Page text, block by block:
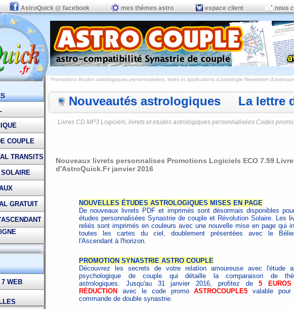
AstroQuick @ facebook mes thèmes astro espace client nous
COUPLE
TRANSITS
SOLAIRE
GRATUIT
7 WEB
Promotions études astrologiques personnalisées, livres et applications d'astrologie Newsletter
Nouveautés astrologiques La lettre
Livres CD MP3 Logiciels, livrets et etudes astrologiques personnalisées Codes
Nouveaux livrets personnalises Promotions Logiciels ECO 7.59
d'AstroQuick.Fr janvier 2016
NOUVELLES ÉTUDES ASTROLOGIQUES MISES EN PAGE
De nouveaux livrets PDF et imprimés sont désormais disponibles
études personnalisées Synastrie de couple et Révolution Solaire. Les
reliés sont imprimés en couleurs avec une nouvelle mise en page qui
toutes les cartes du ciel, doublement présentées avec le
l'Ascendant à l'horizon.
PROMOTION SYNASTRIE ASTRO COUPLE
Découvrez les secrets de votre relation amoureuse avec l'étude
psychologique de couple qui détaille la comparaison de
astrologiques. Jusqu'au 31 janvier 2016, profitez de5
RÉDUCTION
avec le code promoASTROCOUPLE5 valable pour
commande de double synastrie.